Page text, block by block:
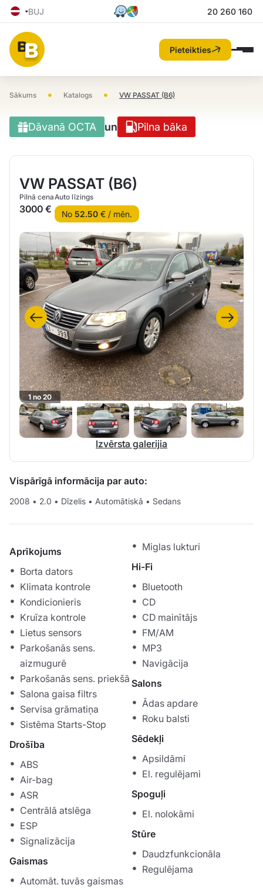
BUJ 20 260 160
Pieteikties
Sākums • Katalogs • VW PASSAT (B6)
Dāvanā OCTA un Pilna bāka
VW PASSAT (B6)
Pilnā cena
3000 €
Auto līzings
No 52.50€ / mēn.
1 no 20
Izvērsta galerijia
Vispārīgā informācija par auto:
2008 • 2.0 • Dīzelis • Automātiskā • Sedans
Aprīkojums
Borta dators
Klimata kontrole
Kondicionieris
Kruīza kontrole
Lietus sensors
Parkošanās sens.
aizmugurē
Parkošanās sens. priekšā
Salona gaisa filtrs
Servisa grāmatiņa
Sistēma Starts-Stop
Drošība
ABS
Air-bag
ASR
Centrālā atslēga
ESP
Signalizācija
Gaismas
Automāt. tuvās gaismas
Miglas lukturi
Hi-Fi
Bluetooth
CD
CD mainītājs
FM/AM
MP3
Navigācija
Salons
Ādas apdare
Roku balsti
Sēdekļi
Apsildāmi
El. regulējami
Spoguļi
El. nolokāmi
Stūre
Daudzfunkcionāla
Regulējama